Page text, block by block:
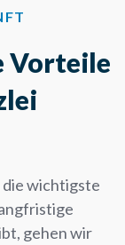
Vorteile
die wichtigste
gehen wir